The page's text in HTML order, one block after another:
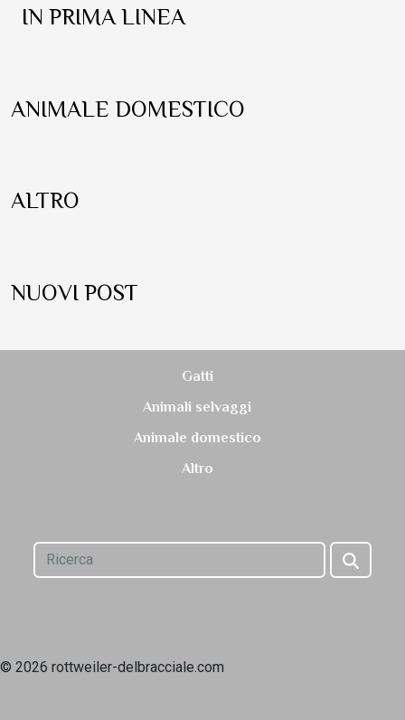
IN PRIMA LINEA
ANIMALE DOMESTICO
ALTRO
NUOVI POST
Gatti
Animali selvaggi
Animale domestico
Altro
© 2026 rottweiler-delbracciale.com